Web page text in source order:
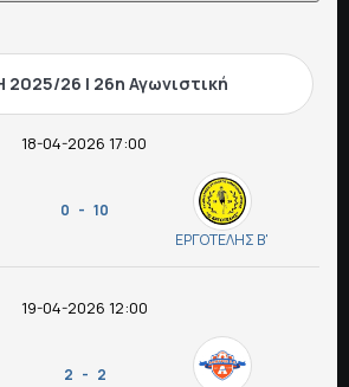
2025/26 | 26η Αγωνιστική
18-04-2026 17:00
0 - 10
ΕΡΓΟΤΕΛΗΣ Β'
19-04-2026 12:00
2 - 2